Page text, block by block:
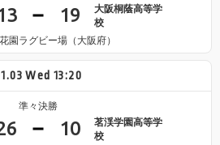
19
大阪桐蔭高等学
校
園ラグビー場（大阪府）
Wed 13:20
準々決勝
10
茗渓学園高等学
校